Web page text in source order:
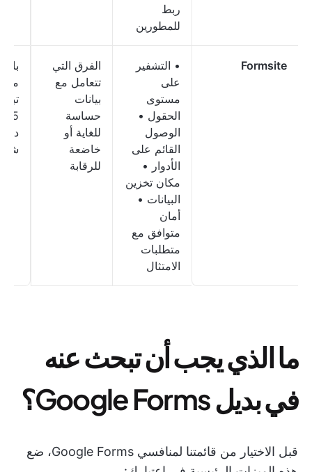
ربط
للمطورين
Formsite
• التشفير
على
مستوى
الحقول •
الوصول
القائم على
الأدوار •
مكان تخزين
البيانات •
أمان
متوافق مع
متطلبات
الامتثال
الفرق التي
تتعامل مع
بيانات
حساسة
للغاية أو
خاضعة
للرقابة
ما الذي يجب أن تبحث عنه
في بديل Google Forms؟
قبل الاختيار من قائمتنا لمنافسي Google Forms، ضع